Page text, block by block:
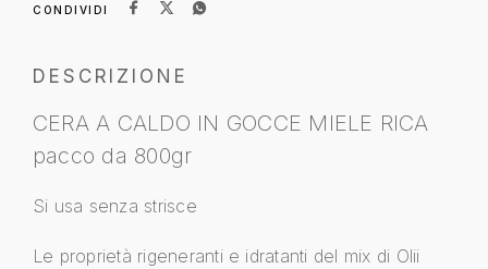
CONDIVIDI
DESCRIZIONE
CERA A CALDO IN GOCCE MIELE RICA
pacco da 800gr
Si usa senza strisce
Le proprietà rigeneranti e idratanti del mix di Olii